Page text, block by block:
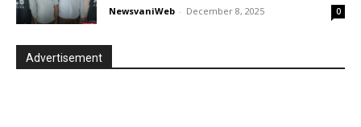
NewsvaniWeb - December 8, 2025 0
Advertisement